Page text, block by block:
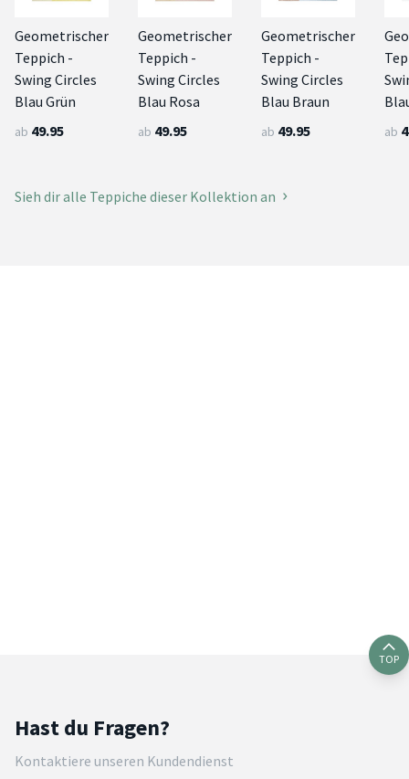
Geometrischer
Teppich -
Swing Circles
Blau Grün
ab 49.95
Geometrischer
Teppich -
Swing Circles
Blau Rosa
ab 49.95
Geometrischer
Teppich -
Swing Circles
Blau Braun
ab 49.95 ab
Sieh dir alle Teppiche dieser Kollektion an
TOP
Hast du Fragen?
Kontaktiere unseren Kundendienst